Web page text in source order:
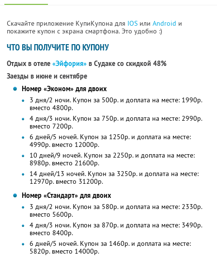
Скачайте приложение КупиКупона для IOS или Android и
покажите купон с экрана смартфона. Это удобно :)
ЧТО ВЫ ПОЛУЧИТЕ ПО КУПОНУ
Отдых в отеле «Эйфория» в Судаке со скидкой 48%
Заезды в июне и сентябре
Номер «Эконом» для двоих
3 дня/2 ночи. Купон за 500р. и доплата на месте: 1990р.
вместо 4800р.
4 дня/3 ночи. Купон за 750р. и доплата на месте: 2990р.
вместо 7200р.
6 дней/5 ночей. Купон за 1250р. и доплата на месте:
4990р. вместо 12000р.
10 дней/9 ночей. Купон за 2250р. и доплата на месте:
8980р. вместо 21600р.
14 дней/13 ночей. Купон за 3250р. и доплата на месте:
12970р. вместо 31200р.
Номер «Стандарт» для двоих
3 дня/2 ночи. Купон за 580р. и доплата на месте: 2330р.
вместо 5600р.
4 дня/3 ночи. Купон за 870р. и доплата на месте: 3490р.
вместо 8400р.
6 дней/5 ночей. Купон за 1460р. и доплата на месте:
5820р. вместо 14000р.